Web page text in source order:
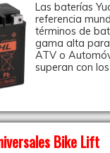
Las baterías
referencia
términos de
gama alta
ATV o
superan con
Bike Lift